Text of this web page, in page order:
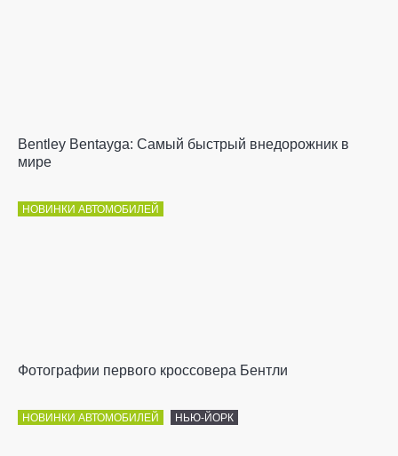
Bentley Bentayga: Самый быстрый внедорожник в
мире
НОВИНКИ АВТОМОБИЛЕЙ
Фотографии первого кроссовера Бентли
НОВИНКИ АВТОМОБИЛЕЙ НЬЮ-ЙОРК